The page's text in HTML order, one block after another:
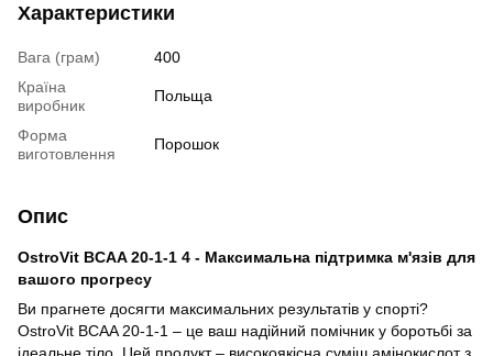
Характеристики
Вага (грам)
400
Країна
виробник
Польща
Форма
виготовлення
Порошок
Опис
OstroVit BCAA 20-1-1 4 - Максимальна підтримка м'язів для
вашого прогресу
Ви прагнете досягти максимальних результатів у спорті?
OstroVit BCAA 20-1-1 – це ваш надійний помічник у боротьбі за
ідеальне тіло. Цей продукт – високоякісна суміш амінокислот з